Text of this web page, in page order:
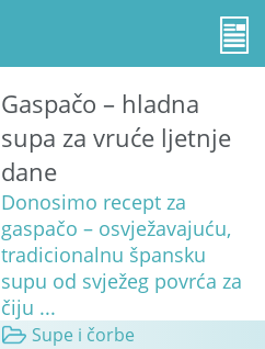
Gaspačo – hladna
supa za vruće ljetnje
dane
Donosimo recept za
gaspačo – osvježavajuću,
tradicionalnu špansku
supu od svježeg povrća za
čiju ...
Supe i čorbe